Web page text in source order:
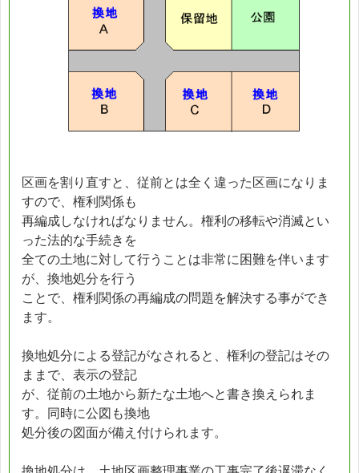
区画を割り直すと、従前とは全く違った区画になりま
すので、権利関係も
再編成しなければなりません。権利の移転や消滅とい
った法的な手続きを
全ての土地に対して行うことは非常に困難を伴います
が、換地処分を行う
ことで、権利関係の再編成の問題を解決する事ができ
ます。
換地処分による登記がなされると、権利の登記はその
ままで、表示の登記
が、従前の土地から新たな土地へと書き換えられま
す。同時に公図も換地
処分後の図面が備え付けられます。